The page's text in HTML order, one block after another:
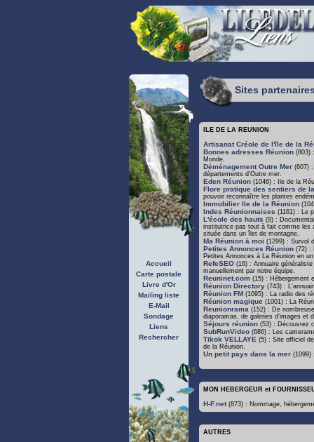
Accueil
Carte postale
Livre d'Or
Mailing liste
E-Mail
Sondage
Liens
Rechercher
Sites
ILE DE LA REUNION
Artisanat Créole de l'île de la
Bonnes adresses Réunion (803)
Monde.
Déménagement Outre Mer (607)
départements d'Outre mer.
Eden Réunion (1046) : Ile de la
Flore pratique des sentiers de
pouvoir reconnaître les plantes
Immobilier Ile de la Réunion
Indes Réunionnaises (1161) : Le
L'école des hauts (9) :
institutrice pas tout à fait comme les
située dans un îlet de montagne.
Ma Réunion à moi (1299) : Survol
Petites Annonces Réunion (72) :
Petites Annonces à La Réunion en
RefeSEO (16) : Annuaire
manuellement par notre équipe.
Reuninet.com (15) : Hébergement
Réunion Directory (743) :
Réunion FM (1095) : La radio des
Réunion magique (1001) : La
Reunionrama (152) : De
diaporamas, de galeries d'images et
Séjours réunion (53) : Découvrez
SubRunVideo (686) : Les
Tikok VELLAYE (5) : Site officiel
de la Réunion.
Un petit pays dans la mer (1099)
MON HEBERGEUR et
H-F.net(873) : Nommage,
AUTRES